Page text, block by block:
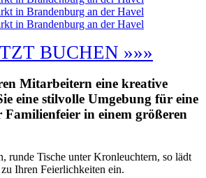
BUCHEN »»»
Mitarbeitern eine kreative
eine stilvolle Umgebung für eine
Familienfeier in einem größeren
runde Tische unter Kronleuchtern, so lädt
Ihren Feierlichkeiten ein.